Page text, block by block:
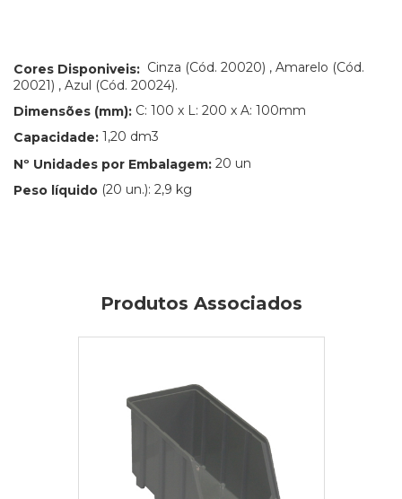
Cores Disponiveis: Cinza (Cód. 20020) , Amarelo (Cód.
20021) , Azul (Cód. 20024).
Dimensões (mm): C: 100 x L: 200 x A: 100mm
Capacidade: 1,20 dm3
Nº Unidades por Embalagem: 20 un
Peso líquido (20 un.): 2,9 kg
Produtos Associados